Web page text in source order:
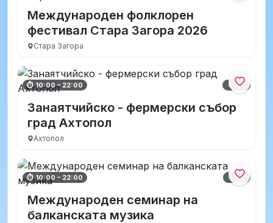
Международен фолклорен
фестивал Стара Загора 2026
Стара Загора
⏱ 10:00 – 22:00 212
Занаятчийско - фермерски събор
град Ахтопол
Ахтопол
⏱ 10:00 – 22:00 114
Международен семинар на
балканската музика